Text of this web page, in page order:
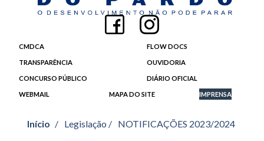
CMDCA FLOW DOCS
TRANSPARÊNCIA OUVIDORIA
CONCURSO PÚBLICO DIÁRIO OFICIAL
WEBMAIL MAPA DO SITE IMPRENSA
Início / Legislação / NOTIFICAÇÕES 2023/2024